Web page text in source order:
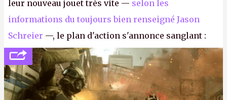
leur nouveau jouet très vite — selon les
informations du toujours bien renseigné Jason
Schreier —, le plan d'action s'annonce sanglant :
réductions de coûts drastiques, fermetures de
studios et licenciements massifs. En gros, essorer
FCetBattlefield, puis virer le reste.P.